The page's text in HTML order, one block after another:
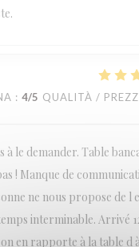
: 4/5 QUALITÀ /
le demander. Table
! Manque de
ne nous propose de l
interminable. Arrivé
en rapporte à la table d